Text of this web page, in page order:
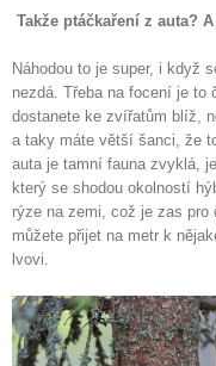
Takže ptáčkaření z auta?
Náhodou to je super, i když
nezdá. Třeba na focení je to
dostanete ke zvířatům blíž,
a taky máte větší šanci, že
auta je tamní fauna zvyklá,
který se shodou okolností
rýze na zemi, což je zas pro
můžete přijet na metr k
lvovi.